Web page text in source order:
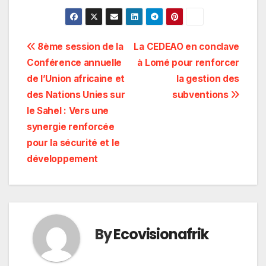
Navigation
de
l’article
La CEDEAO en conclave
à Lomé pour renforcer
la gestion des
subventions
8ème session de la
Conférence annuelle
de l’Union africaine et
des Nations Unies sur
le Sahel : Vers une
synergie renforcée
pour la sécurité et le
développement
ByEcovisionafrik